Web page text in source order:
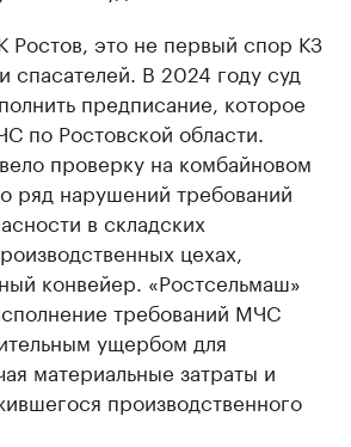
Ростов, это не первый спор КЗ
спасателей. В 2024 году суд
предписание, которое
по Ростовской области.
проверку на комбайновом
ряд нарушений требований
в складских
цехах,
конвейер. «Ростсельмаш»
требований МЧС
ущербом для
материальные затраты и
производственного